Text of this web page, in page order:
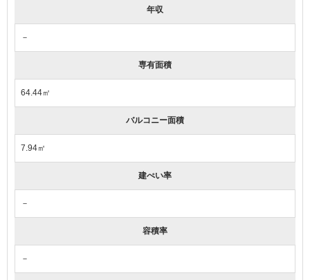
年収
－
専有面積
64.44㎡
バルコニー面積
7.94㎡
建ぺい率
－
容積率
－